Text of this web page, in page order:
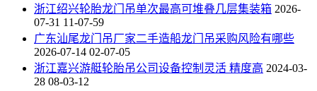
浙江绍兴轮胎龙门吊单次最高可堆叠几层集装箱 2026-
07-31 11-07-59
广东汕尾龙门吊厂家二手造船龙门吊采购风险有哪些
2026-07-14 02-07-05
浙江嘉兴游艇轮胎吊公司设备控制灵活 精度高 2024-03-
28 08-03-12